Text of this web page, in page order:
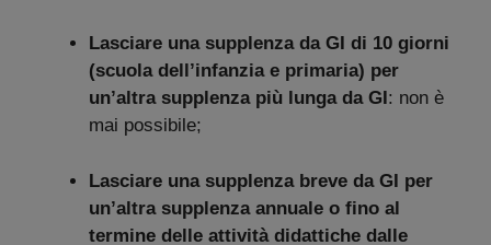
Lasciare una supplenza da GI di 10 giorni
(scuola dell’infanzia e primaria) per
un’altra supplenza più lunga da GI : non è
mai possibile;
Lasciare una supplenza breve da GI per
un’altra supplenza annuale o fino al
termine delle attività didattiche dalle